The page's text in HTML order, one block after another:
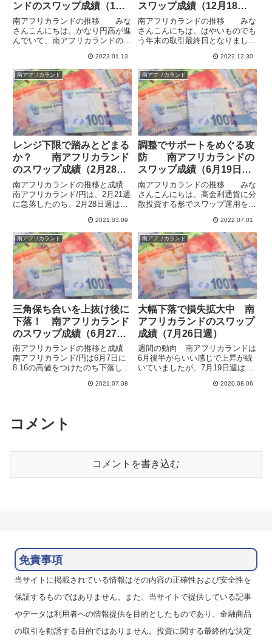
ンドのスワップ成績（1月1
日週）
南アフリカランドの推移 みな
さんこんにちは。かなり円高が進
んでいて、南アフリカランドのロ
います。高金利三兄弟の南アフリ
カランド・メキシコペソ・トルコ
リラをはじめとする高金利通貨、
米ドル・英ポンドといった金利
高...
2023.01.13
スワップ成績（12月18日
週）
南アフリカランドの推移 みな
さんこんにちは。はやいものでも
う年末の取引最終日となりまし
ンド・メキシコペソ・トルコリラ
をはじめとする高金利通貨、米ド
ル・英ポンドといった金利高めの
メジャー通貨、変動小さめの中欧
通...
2022.12.30
南アフリカランド
レンジ下限で踏みとどまる
か？ 南アフリカランド
のスワップ成績（2月28日
週）
南アフリカランドの推移と成績
南アフリカランド/円は、2月21週
に急落したのち、2月28日週は
しましたが、結局7.05で終わって
いてほとんど変動はありませんで
した。週明けで3月に入ってから
少し安くなっていて...
2021.03.09
南アフリカランド
調整でサポートをめぐる攻
防 南アフリカランドの
スワップ成績（6月19日
週）
南アフリカランドの推移 みな
さんこんにちは。高金利通貨に分
散投資する形でスワップ運用を行
り、半期末となって多少調整っぽ
い動きとなっています。景気後退
懸念で資源価格が伸び悩みとなっ
ており、今年の前半堅調だった
資...
2022.07.01
南アフリカランド
三角保ち合いを上抜け後に
下落！ 南アフリカランド
のスワップ成績（6月27日
週）
南アフリカランドの推移と成績
南アフリカランド/円は6月7日に
8.16の高値をつけたのち下落し、
週（薄青帯）はレンジ内での上げ
幅下落でし...
2021.07.08
南アフリカランド
大幅下落で損失拡大中 南
アフリカランドのスワップ
成績（7月26日週）
週間の動向 南アフリカランドは
6月後半からいい感じで上昇が続
いていましたが、7月19日週は週
ま26日週も大きく下げていま
2020.08.06
コメント
コメントを書き込む
免責事項
当サイトに掲載されている情報はその内容の正確性および安全性を
保証するものではありません。また、当サイトで提供している記事
やデータは利用者への情報提供を目的としたものであり、金融商品
の取引を勧誘する目的ではありません。投資に関する最終的な決定